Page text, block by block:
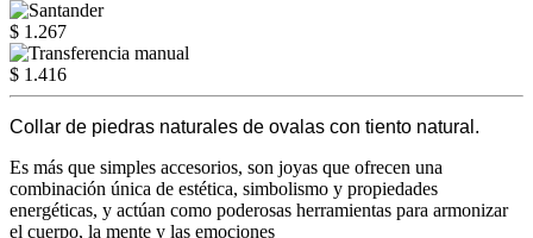
$ 1.267
$ 1.416
Collar de piedras naturales de ovalas con tiento natural.
Es más que simples accesorios, son joyas que ofrecen una
combinación única de estética, simbolismo y propiedades
energéticas, y actúan como poderosas herramientas para armonizar
el cuerpo, la mente y las emociones